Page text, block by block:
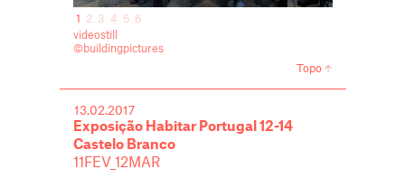
videostill
©buildingpictures
1 2 3 4 5 6
Topo
13.02.2017
Exposição Habitar Portugal 12-14
Castelo Branco
11FEV_12MAR